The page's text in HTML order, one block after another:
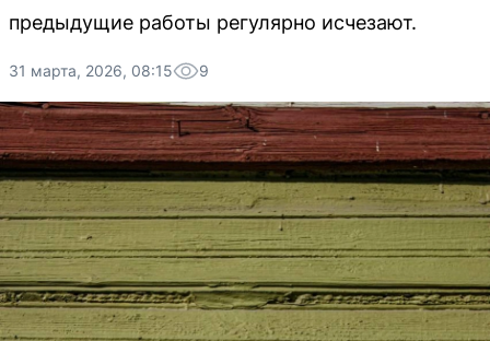
предыдущие работы регулярно исчезают.
31 марта, 2026, 08:15 9